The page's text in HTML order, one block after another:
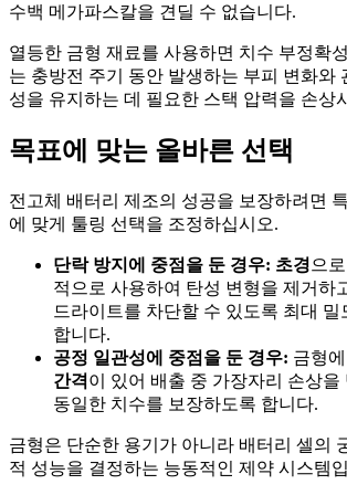
수백 메가파스칼을 견딜 수 없습니다.
열등한 금형 재료를 사용하면 치수 부정확
는 충방전 주기 동안 발생하는 부피 변화와
성을 유지하는 데 필요한 스택 압력을 손상
목표에 맞는 올바른 선택
전고체 배터리 제조의 성공을 보장하려면
에 맞게 툴링 선택을 조정하십시오.
단락 방지에 중점을 둔 경우: 초경으
적으로 사용하여 탄성 변형을 제거하
드라이트를 차단할 수 있도록 최대 밀
합니다.
공정 일관성에 중점을 둔 경우: 금형에
간격이 있어 배출 중 가장자리 손상을
동일한 치수를 보장하도록 합니다.
금형은 단순한 용기가 아니라 배터리 셀의
적 성능을 결정하는 능동적인 제약 시스템